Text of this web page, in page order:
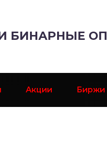
БИНАРНЫЕ
Акции Биржи